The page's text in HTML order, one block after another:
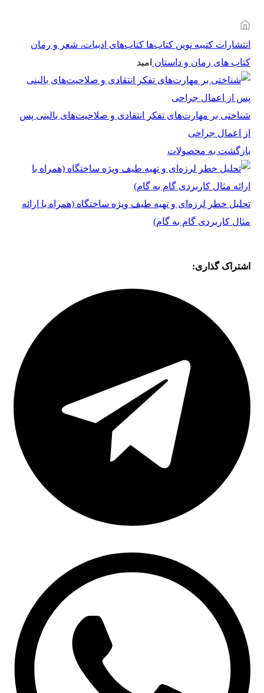
انتشارات کتیبه نوین کتاب‌ها کتاب‌های ادبیات، شعر و رمان
کتاب های رمان و داستان امید
شناختی بر مهارت‌های تفکر انتقادی و صلاحیت‌های بالینی پس
از اعمال جراحی
بازگشت به محصولات
تحلیل خطر لرزه‌ای و تهیه طیف ویژه ساختگاه (همراه با ارائه
مثال کاربردی گام به گام)
اشتراک گذاری: